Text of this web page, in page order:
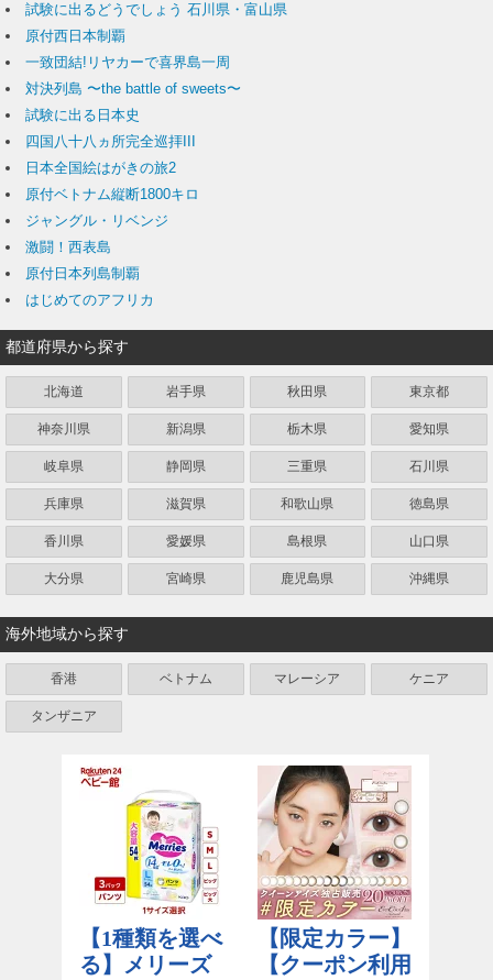
試験に出るどうでしょう 石川県・富山県
原付西日本制覇
一致団結!リヤカーで喜界島一周
対決列島 〜the battle of sweets〜
試験に出る日本史
四国八十八ヵ所完全巡拝III
日本全国絵はがきの旅2
原付ベトナム縦断1800キロ
ジャングル・リベンジ
激闘！西表島
原付日本列島制覇
はじめてのアフリカ
都道府県から探す
北海道 岩手県 秋田県 東京都
神奈川県 新潟県 栃木県 愛知県
岐阜県 静岡県 三重県 石川県
兵庫県 滋賀県 和歌山県 徳島県
香川県 愛媛県 島根県 山口県
大分県 宮崎県 鹿児島県 沖縄県
海外地域から探す
香港 ベトナム マレーシア ケニア
タンザニア